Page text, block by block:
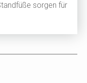
sorgen für